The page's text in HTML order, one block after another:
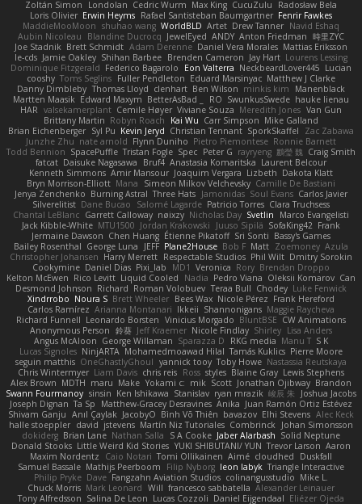
Zoltán Simon
Londolan Cedric Wurm Max King CucuZulu
Radosław Bela
Loris Olivier Erwin Heyms Rafael Santisteban Baumgartner Fenrir Fawkes
MaddieMooMoon shuhao wang WorldBLD Artet Drew Tanner Navid Eshaq
Aubin Nicoleau
Blandine Ducrocq JewelEyed ANDY Anton Friedman 時里ZYC
Joe Stadnik Brett Schmidt Adam Derenne Daniel Vera Morales Mattias Eriksson
le-cds Jamie Oakley Shihan Barbee Brenden Cameron Jay Hart Lourens Lessing
Dominique Fitzgerald Federico Bagarolo Eon Valterra NeckbeardLover445 Lucian
cooshy Toms Seglins Fuller Pendleton Eduard Marsinyac Matthew J Clarke
Danny Dimbleby Thomas Lloyd clenhart Ben Wilson minkis kim
Manenblack
Martten Maasik Edward Maxym BetterAsBad _ RO SwunkusSwede hauke lienau
HAR valsekamerplant Cemile Høyer Viviane Souza Meredith Jones Van Gun
Brittany Martin Robyn Roach Kai Wu Carr Simpson Mike Galland
Brian Eichenberger Syl Pu Kevin Jeryd Christian Tennant SporkSkaffel
Zac Zabawa
Junzhe Zhu nate arnold Flynn Duniho Pietro Piemontese Ronnie Barnett
Todd Bennion SpacePuffle Tristan Fogle Spec Peter G rayryeng 鸝瑩 魏 Craig Smith
fatcat Daisuke Nagasawa Bruf4 Anastasia Komaritska Laurent Belcour
Kenneth Simmons Amir Mansour Joaquim Vergara Lizbeth Dakota Klatt
Bryn Morrison-Elliott Mana Simeon Milkov Velchevsky Camille De Bastiani
Jenya Zenchenko Burning Astral Three Hats Jamonidas Soul Evans Carlos Javier
Silverelitist Dane Bucao Salomé Lagarde Patricio Torres Clara Truchsess
Chantal LeBlanc Garrett Calloway nøixzy Nicholas Day Svetlin
Marco Evangelisti
Jack Kibble-White MTU1500 Jordan Krakowski Juuso Sipilä SofaKing42 Frank
Jermaine Dawson Chen Huang Étienne Pikatoff Sri Sonti Bassy's Games
Bailey Rosenthal George Luna JEFF Plane2House Bob F Matt Zoemoney Azula
Christopher Johansen Harry Merrett Respectable Studios Phil Wilt Dmitry Sorokin
Cookymine Daniel Dias Pixi_lab MD1 Veronica Rory Brendan Droppo
Kelton McEwen Rico Levitt Liquid Cooled Nadia Pedro Viana Oleksii Komarov Can
Desmond Johnson Richard Roman Volobuev Teraa Bull Chodey Luke Fenwick
Xindrrobo Noura S Brett Wheeler Bees Wax Nicole Pérez Frank Hereford
Carlos Ramírez Arianna Montanari Ikkeii Shannonigans Maggie Raycheva
Richard Funnell Leonardo Borsten Vinicius Morgado BluntBSE CW Animations
Anonymous Person 鈴葵 Jeff Kraemer Nicole Findlay Shirley Lisa Anders
Angus McAloon George Willaman Sparazza D RKG media Manu T S K
Lucas Signoles NinjARTA Mohamedmoawad Hilal Tamás Kuklics Pierre Moore
seguin matthis OneGhastlyGhoul yannick tooy Toby Howe Nastassia Reutskaya
Chris Wintermyer Liam Davis chris reis Ross styles Blaine Gray Lewis Stephens
Alex Brown MDTH maru Make Yokami c: mik Scott Jonathan Ojibway Brandon
Swann Fourmanoy sinsin Ken Ishikawa Stanislav ryan mrazik 峻辰 朱
Joshua Jacobs
Joseph Dignan Ta Sp Matthew-Gracey Desravines Anika Juan Ramón Ortiz Estévez
Shivam Ganju Anıl Çaylak JacobyO Bình Võ Thiên bavazov Elhi Stevens Alec Keck
halle stoeppler david jstevens Martín Niz Tutoriales Combrinck Johan Simonsson
dokiderg Brian Lane Nathan Salla S A Cooke Jaber Alarbash Solid Neptune
Donald Stooks Little Weird Kid Stories YUKI SHIBUTANI/ YUN Trevor Larson Aaron
Maxim Nordentz
Caio Notari Tomi Ollikainen Aimé cloudhed
Duskfall
Samuel Bassale Mathijs Peerboom Filip Nyborg leon labyk Triangle Interactive
Philip Pryke Dave Fangzahn Aviation Studios colinangusstudio Mike L.
Chuck Morris Mark Leonard Will francesco sabbatella Alexander Leinauer
Tony Alfredsson Salina De Leon Lucas Cozzoli Daniel Eijgendaal Eliézer Ojeda